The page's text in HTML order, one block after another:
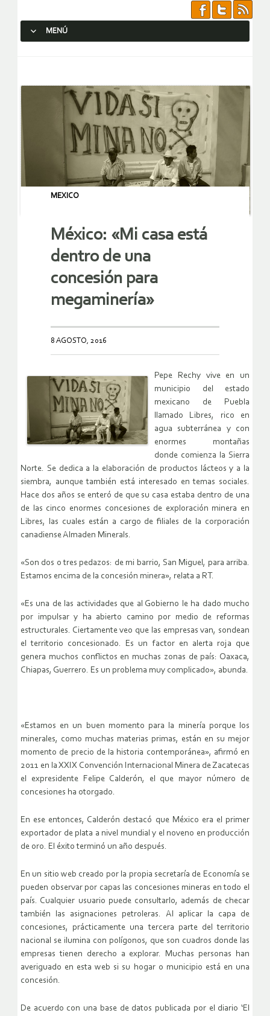
MENÚ
MEXICO
México: «Mi casa está
dentro de una
concesión para
megaminería»
8 AGOSTO, 2016
Pepe Rechy vive en un
municipio del estado
mexicano de Puebla
llamado Libres, rico en
agua subterránea y con
enormes montañas
donde comienza la Sierra
Norte. Se dedica a la elaboración de productos lácteos y a la
siembra, aunque también está interesado en temas sociales.
Hace dos años se enteró de que su casa estaba dentro de una
de las cinco enormes concesiones de exploración minera en
Libres, las cuales están a cargo de filiales de la corporación
canadiense Almaden Minerals.
«Son dos o tres pedazos: de mi barrio, San Miguel, para arriba.
Estamos encima de la concesión minera», relata a RT.
«Es una de las actividades que al Gobierno le ha dado mucho
por impulsar y ha abierto camino por medio de reformas
estructurales. Ciertamente veo que las empresas van, sondean
el territorio concesionado. Es un factor en alerta roja que
genera muchos conflictos en muchas zonas de país: Oaxaca,
Chiapas, Guerrero. Es un problema muy complicado», abunda.
«Estamos en un buen momento para la minería porque los
minerales, como muchas materias primas, están en su mejor
momento de precio de la historia contemporánea», afirmó en
2011 en la XXIX Convención Internacional Minera de Zacatecas
el expresidente Felipe Calderón, el que mayor número de
concesiones ha otorgado.
En ese entonces, Calderón destacó que México era el primer
exportador de plata a nivel mundial y el noveno en producción
de oro. El éxito terminó un año después.
En un sitio web creado por la propia secretaría de Economía se
pueden observar por capas las concesiones mineras en todo el
país. Cualquier usuario puede consultarlo, además de checar
también las asignaciones petroleras. Al aplicar la capa de
concesiones, prácticamente una tercera parte del territorio
nacional se ilumina con polígonos, que son cuadros donde las
empresas tienen derecho a explorar. Muchas personas han
averiguado en esta web si su hogar o municipio está en una
concesión.
De acuerdo con una base de datos publicada por el diario ‘El